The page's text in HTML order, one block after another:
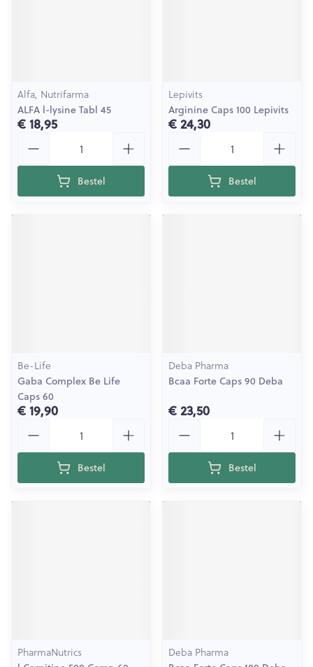
Alfa, Nutrifarma
ALFA l-lysine Tabl 45
€ 18,95
Bestel
Lepivits
Arginine Caps 100 Lepivits
€ 24,30
Bestel
Be-Life
Gaba Complex Be Life
Caps 60
€ 19,90
Bestel
Deba Pharma
Bcaa Forte Caps 90 Deba
€ 23,50
Bestel
PharmaNutrics
Deba Pharma